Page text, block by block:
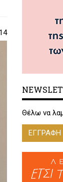
Θέλω να
ΕΓΓΡΑΦΗ